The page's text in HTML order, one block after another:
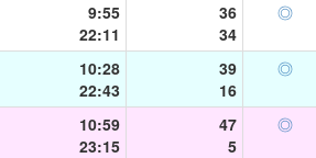
9:55
22:11
36
34
◎
10:28
22:43
39
16
◎
10:59
23:15
47
5
◎